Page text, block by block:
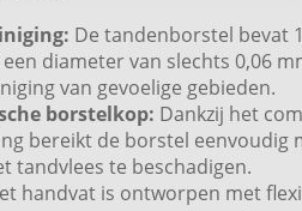
De tandenborstel bevat
diameter van slechts 0,06
van gevoelige gebieden.
borstelkop: Dankzij het
bereikt de borstel eenvoudig
tandvlees te beschadigen.
handvat is ontworpen met